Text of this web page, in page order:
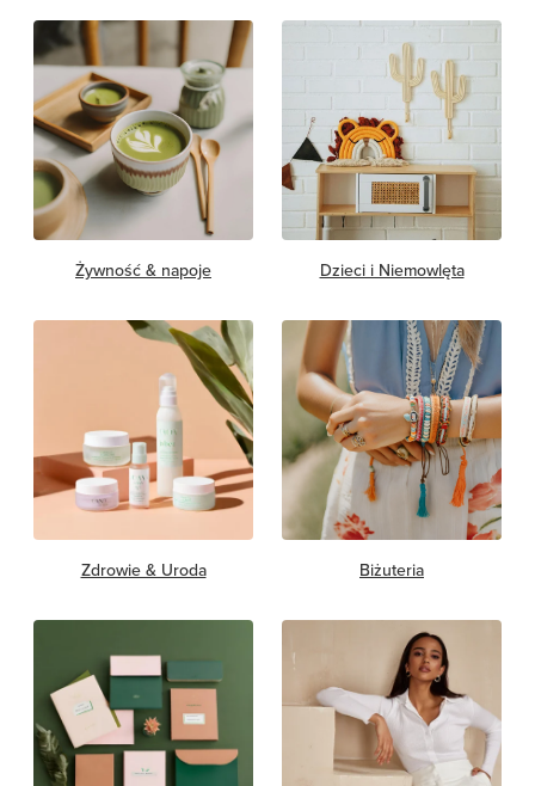
Żywność & napoje Dzieci i Niemowlęta
Zdrowie & Uroda Biżuteria